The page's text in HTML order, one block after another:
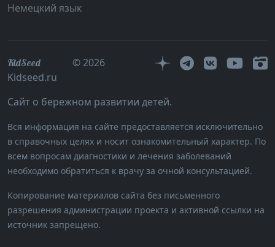
Немецкий язык
KidSeed
© 2026
Kidseed.ru
Сайт о бережном развитии детей.
Вся информация на сайте предоставляется исключительно
в справочных целях и носит ознакомительный характер. По
всем вопросам диагностики и лечения заболеваний
необходимо обратиться к врачу за очной консультацией.
Копирование материалов сайта без письменного
разрешения администрации проекта и активной ссылки на
источник запрещено.